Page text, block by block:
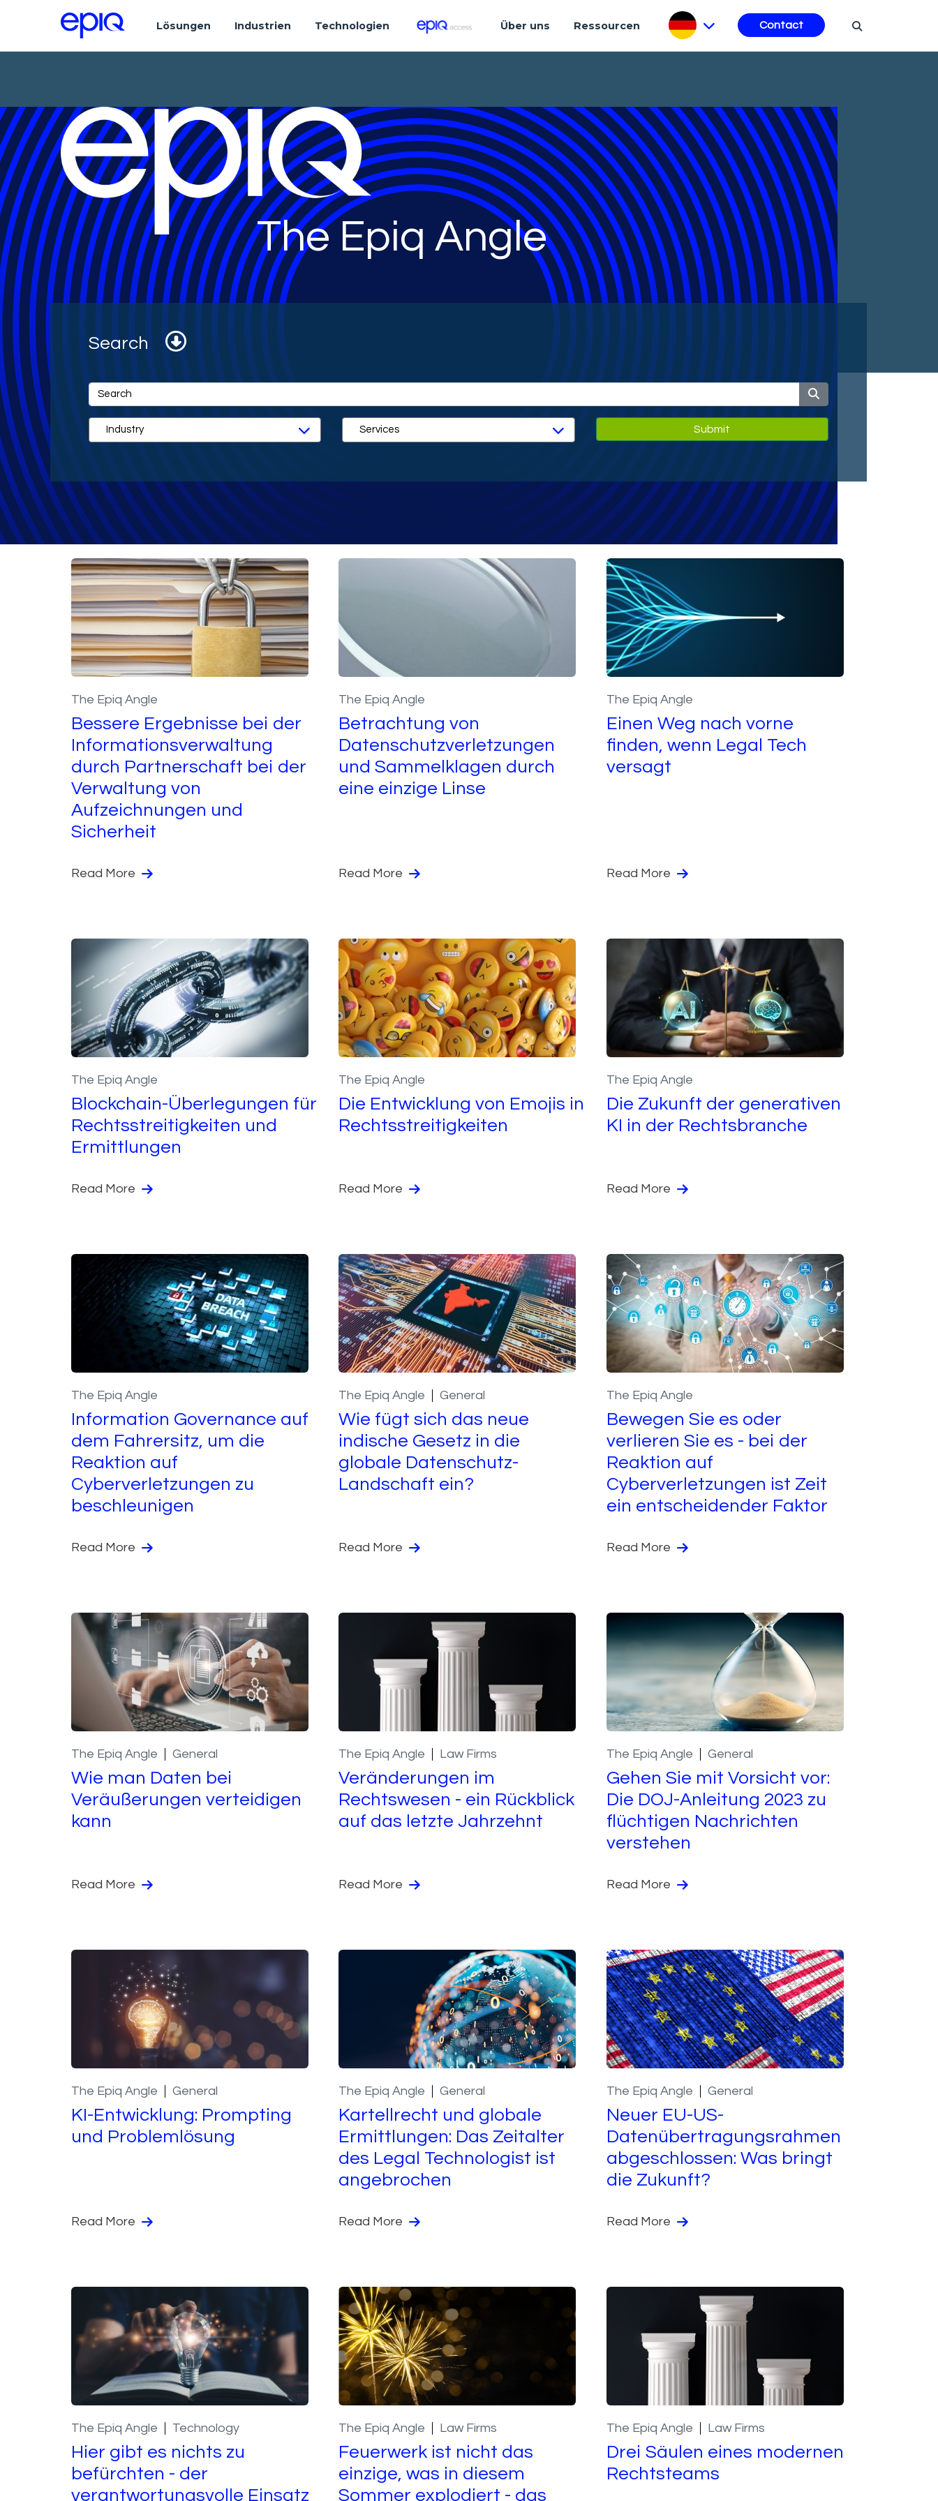
Lösungen Industrien Technologien Über uns Ressourcen Contact
The Epiq Angle
Search
Submit
The Epiq Angle
Bessere Ergebnisse bei der
Informationsverwaltung
durch Partnerschaft bei der
Verwaltung von
Aufzeichnungen und
Sicherheit
Read More
The Epiq Angle
Betrachtung von
Datenschutzverletzungen
und Sammelklagen durch
eine einzige Linse
Read More
The Epiq Angle
Einen Weg nach vorne
finden, wenn Legal Tech
versagt
Read More
The Epiq Angle
Blockchain-Überlegungen für
Rechtsstreitigkeiten und
Ermittlungen
Read More
The Epiq Angle
Die Entwicklung von Emojis in
Rechtsstreitigkeiten
Read More
The Epiq Angle
Die Zukunft der generativen
KI in der Rechtsbranche
Read More
The Epiq Angle
Information Governance auf
dem Fahrersitz, um die
Reaktion auf
Cyberverletzungen zu
beschleunigen
Read More
The Epiq Angle General
Wie fügt sich das neue
indische Gesetz in die
globale Datenschutz-
Landschaft ein?
Read More
The Epiq Angle
Bewegen Sie es oder
verlieren Sie es - bei der
Reaktion auf
Cyberverletzungen ist Zeit
ein entscheidender Faktor
Read More
The Epiq Angle General
Wie man Daten bei
Veräußerungen verteidigen
kann
Read More
The Epiq Angle Law Firms
Veränderungen im
Rechtswesen - ein Rückblick
auf das letzte Jahrzehnt
Read More
The Epiq Angle General
Gehen Sie mit Vorsicht vor:
Die DOJ-Anleitung 2023 zu
flüchtigen Nachrichten
verstehen
Read More
The Epiq Angle General
KI-Entwicklung: Prompting
und Problemlösung
Read More
The Epiq Angle General
Kartellrecht und globale
Ermittlungen: Das Zeitalter
des Legal Technologist ist
angebrochen
Read More
The Epiq Angle General
Neuer EU-US-
Datenübertragungsrahmen
abgeschlossen: Was bringt
die Zukunft?
Read More
The Epiq Angle Technology
Hier gibt es nichts zu
befürchten - der
verantwortungsvolle Einsatz
The Epiq Angle Law Firms
Feuerwerk ist nicht das
einzige, was in diesem
Sommer explodiert - das
The Epiq Angle Law Firms
Drei Säulen eines modernen
Rechtsteams